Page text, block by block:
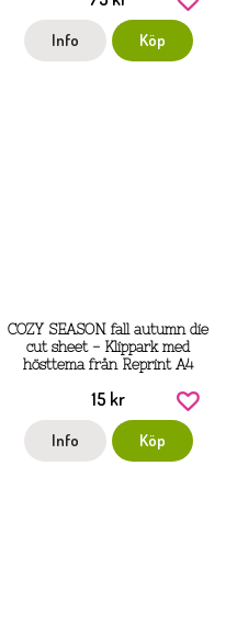
Info Köp
COZY SEASON fall autumn die
cut sheet - Klippark med
hösttema från Reprint A4
15 kr
Info Köp